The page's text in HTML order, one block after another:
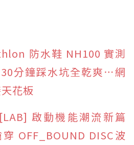
防水鞋 NH100 實測
分鐘踩水坑全乾爽⋯網
花板
啟動機能潮流新篇
OFF_BOUND DISC波